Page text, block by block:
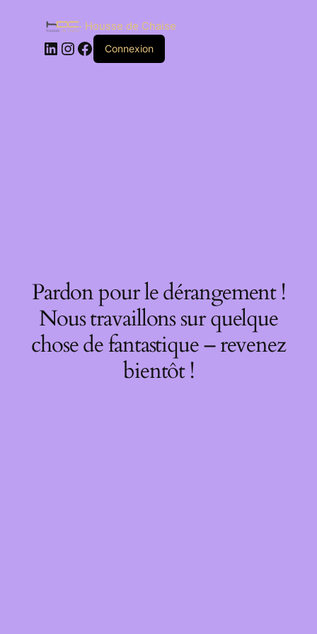
Housse de Chaise
Connexion
Pardon pour le dérangement !
Nous travaillons sur quelque
chose de fantastique – revenez
bientôt !